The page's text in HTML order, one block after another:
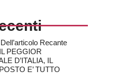
Recante
PEGGIOR
D’ITALIA, IL
E’ TUTTO